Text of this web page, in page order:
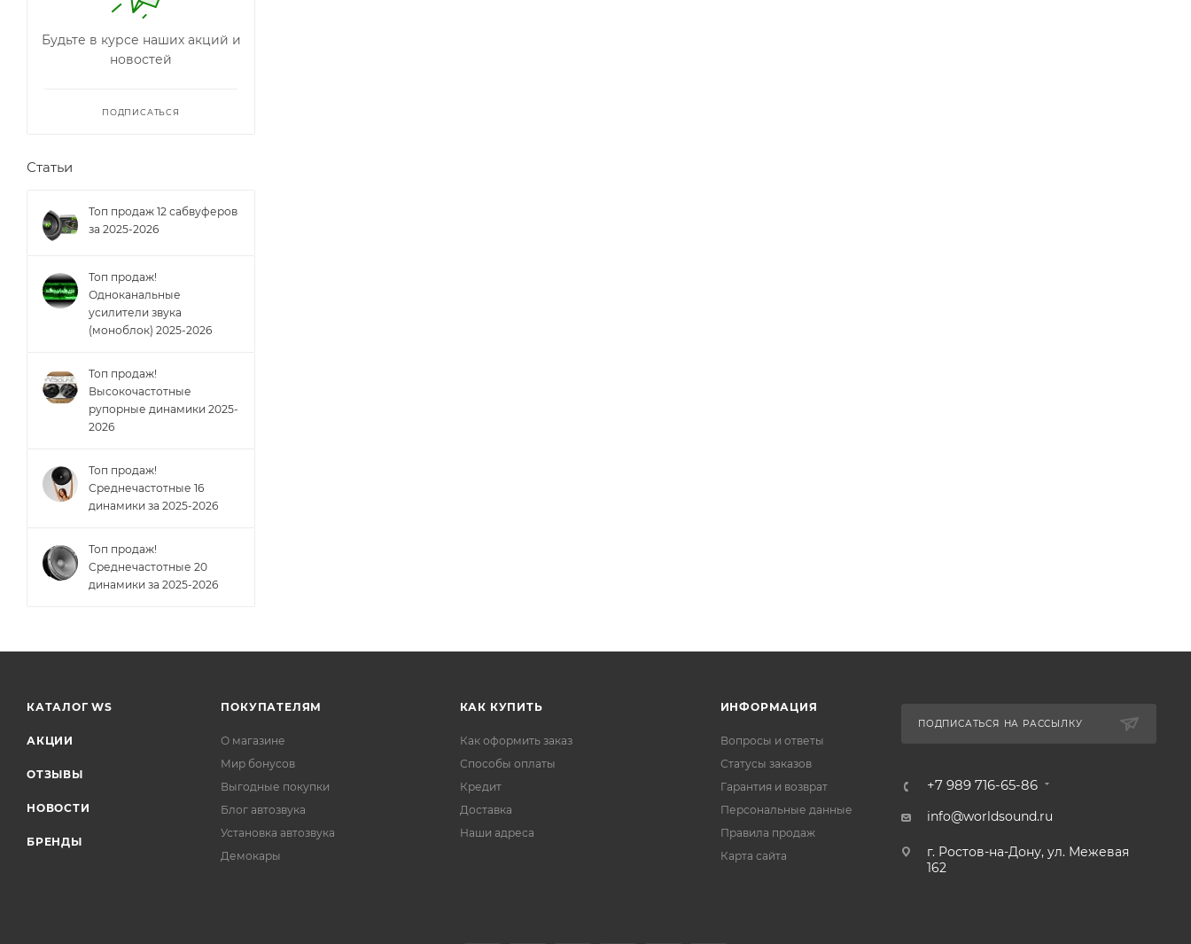
Будьте в курсе наших акций и
новостей
ПОДПИСАТЬСЯ
Статьи
Топ продаж 12 сабвуферов
за 2025-2026
Топ продаж!
Одноканальные
усилители звука
(моноблок) 2025-2026
Топ продаж!
Высокочастотные
рупорные динамики 2025-
2026
Топ продаж!
Cреднечастотные 16
динамики за 2025-2026
Топ продаж!
Cреднечастотные 20
динамики за 2025-2026
КАТАЛОГ WS
АКЦИИ
ОТЗЫВЫ
НОВОСТИ
БРЕНДЫ
ПОКУПАТЕЛЯМ
О магазине
Мир бонусов
Выгодные покупки
Блог автозвука
Установка автозвука
Демокары
КАК КУПИТЬ
Как оформить заказ
Способы оплаты
Кредит
Доставка
Наши адреса
ИНФОРМАЦИЯ
Вопросы и ответы
Статусы заказов
Гарантия и возврат
Персональные данные
Правила продаж
Карта сайта
ПОДПИСАТЬСЯ НА РАССЫЛКУ
+7 989 716-65-86
info@worldsound.ru
г. Ростов-на-Дону, ул. Межевая
162